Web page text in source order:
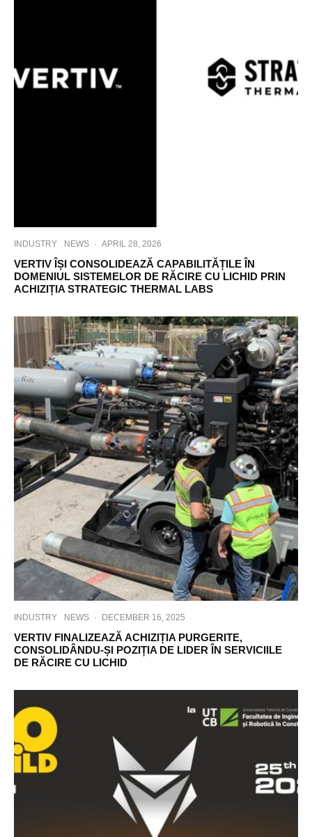
INDUSTRY NEWS · APRIL 28, 2026
VERTIV ÎȘI CONSOLIDEAZĂ CAPABILITĂȚILE ÎN
DOMENIUL SISTEMELOR DE RĂCIRE CU LICHID PRIN
ACHIZIȚIA STRATEGIC THERMAL LABS
INDUSTRY NEWS · DECEMBER 16, 2025
VERTIV FINALIZEAZĂ ACHIZIȚIA PURGERITE,
CONSOLIDÂNDU-ȘI POZIȚIA DE LIDER ÎN SERVICIILE
DE RĂCIRE CU LICHID